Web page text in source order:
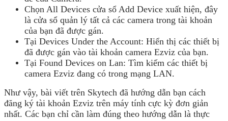
Chọn All Devices cửa sổ Add Device xuất hiện, đây
là cửa sổ quản lý tất cả các camera trong tài khoản
của bạn đã được gán.
Tại Devices Under the Account: Hiển thị các thiết bị
đã được gán vào tài khoản camera Ezviz của bạn.
Tại Found Devices on Lan: Tìm kiếm các thiết bị
camera Ezviz đang có trong mạng LAN.
Như vậy, bài viết trên Skytech đã hướng dẫn bạn cách
đăng ký tài khoản Ezviz trên máy tính cực kỳ đơn giản
nhất. Các bạn chỉ cần làm đúng theo hướng dẫn là thực